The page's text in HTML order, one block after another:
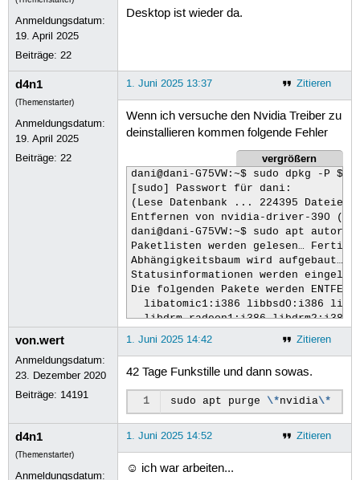
Anmeldungsdatum:
19. April 2025
Beiträge:22
Desktop ist wieder da.
d4n1
(Themenstarter)
Anmeldungsdatum:
19. April 2025
Beiträge:22
Zitieren
1. Juni 2025 13:37
Wenn ich versuche den Nvidia Treiber zu
deinstallieren kommen folgende Fehler
vergrößern
dani@dani-G75VW:~$ sudo dpkg
[sudo] Passwort für dani:
(Lese Datenbank ... 224395
Entfernen von nvidia-driver-390
dani@dani-G75VW:~$ sudo apt
Paketlisten werden gelesen… Fertig
Abhängigkeitsbaum wird aufgebaut…
Statusinformationen werden
Die folgenden Pakete werden
libatomic1:i386 libbsd0:i386
libdrm-radeon1:i386 libdrm2:i386
libexpat1:i386 libffi8:i386
libnvidia-compute-390:i386
libnvidia-encode-390 libnvidia-
libnvidia-fbc1-390:i386
libsensors5:i386 libstdc++6:i386
libxcb-dri2-0:i386 libxcb-dri3-
von.wert
Anmeldungsdatum:
23. Dezember 2020
Beiträge: 14191
Zitieren
1. Juni 2025 14:42
42 Tage Funkstille und dann sowas.
1 sudo apt purge \*nvidia\*
d4n1
(Themenstarter)
Anmeldungsdatum:
Zitieren
1. Juni 2025 14:52
☺ ich war arbeiten...